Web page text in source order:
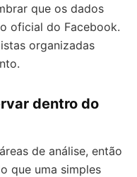
que os dados
oficial do Facebook.
organizadas
dentro do
de análise, então
que uma simples